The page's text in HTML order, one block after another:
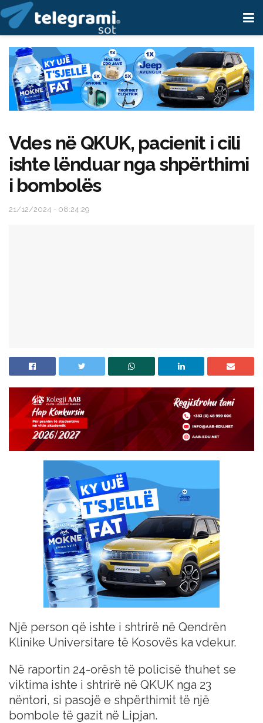
Vdes në QKUK, pacienit i cili
ishte lënduar nga shpërthimi
i bombolës
21/12/2024 - 08:24:29
Një person që ishte i shtrirë në Qendrën
Klinike Universitare të Kosovës ka vdekur.
Në raportin 24-orësh të policisë thuhet se
viktima ishte i shtrirë në QKUK nga 23
nëntori, si pasojë e shpërthimit të një
bombole të gazit në Lipjan.